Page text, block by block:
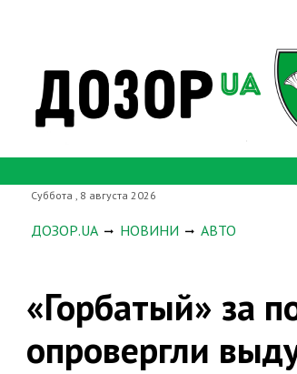
Суббота , 8 августа 2026
ДОЗОР.UA НОВИНИ АВТО
«Горбатый» за
опровергли